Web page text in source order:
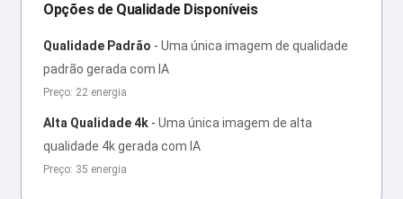
Opções de Qualidade Disponíveis
Qualidade Padrão - Uma única imagem de qualidade
padrão gerada com IA
Preço: 22 energia
Alta Qualidade 4k - Uma única imagem de alta
qualidade 4k gerada com IA
Preço: 35 energia